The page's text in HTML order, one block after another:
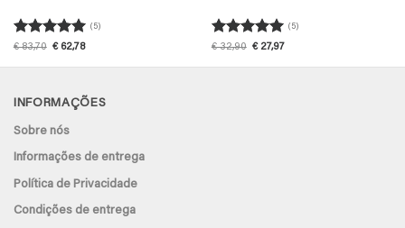
Avaliação5
(5)
€83,70 O
original
€62,78O
atual
Avaliação5
(5)
€32,90 O
original
€27,97O
atual
INFORMAÇÕES
Sobre nós
Informações de entrega
Política de Privacidade
Condições de entrega